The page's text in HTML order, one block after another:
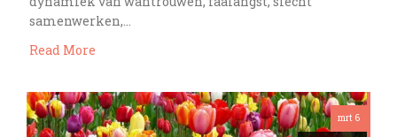
samenwerken,…
Read More
mrt 6